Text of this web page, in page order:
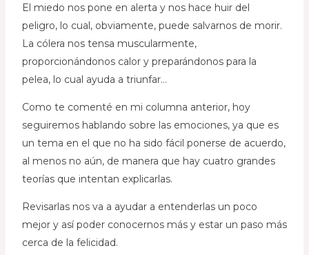
El miedo nos pone en alerta y nos hace huir del
peligro, lo cual, obviamente, puede salvarnos de morir.
La cólera nos tensa muscularmente,
proporcionándonos calor y preparándonos para la
pelea, lo cual ayuda a triunfar…
Como te comenté en mi columna anterior, hoy
seguiremos hablando sobre las emociones, ya que es
un tema en el que no ha sido fácil ponerse de acuerdo,
al menos no aún, de manera que hay cuatro grandes
teorías que intentan explicarlas.
Revisarlas nos va a ayudar a entenderlas un poco
mejor y así poder conocernos más y estar un paso más
cerca de la felicidad.